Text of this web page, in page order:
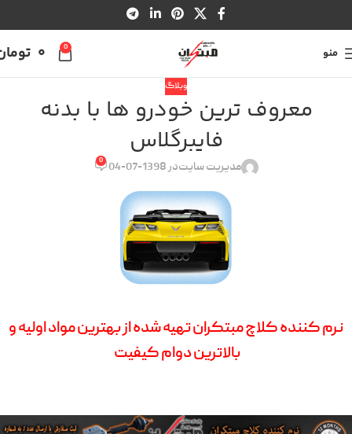
منو 0
0
وبلاگ
معروف ترین خودرو ها با بدنه
فایبرگلاس
مدیریت سایتدر 1398-07-04 0
نرم کننده کلاچ مبتکران تهیه شده از بهترین مواد اولیه و
بالاترین دوام کیفیت